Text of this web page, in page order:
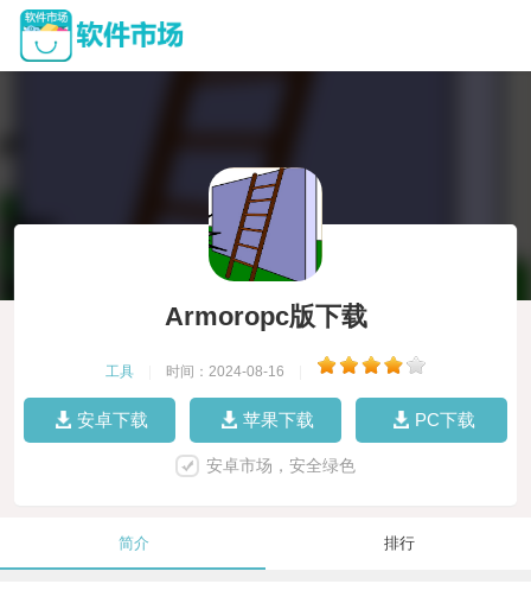
Armoropc版下载
工具 时间：2024-08-16
安卓下载 苹果下载 PC下载
安卓市场，安全绿色
简介 排行